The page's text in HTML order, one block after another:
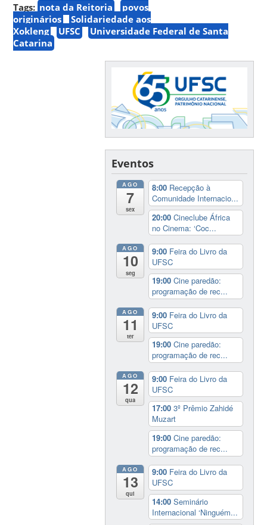
Tags: nota da Reitoria
povos
originários
Solidariedade aos
Xokleng
UFSC
Universidade Federal de Santa
Catarina
Eventos
AGO
7
sex
8:00 Recepção à
Comunidade Internacio...
20:00Cineclube África
no Cinema: ‘Coc...
AGO
10
seg
9:00 Feira do Livro da
UFSC
19:00Cine paredão:
programação de rec...
AGO
11
ter
9:00 Feira do Livro da
UFSC
19:00Cine paredão:
programação de rec...
AGO
12
qua
9:00 Feira do Livro da
UFSC
17:003º Prêmio Zahidé
Muzart
19:00Cine paredão:
programação de rec...
AGO
13
qui
9:00 Feira do Livro da
UFSC
14:00Seminário
Internacional ‘Ninguém...